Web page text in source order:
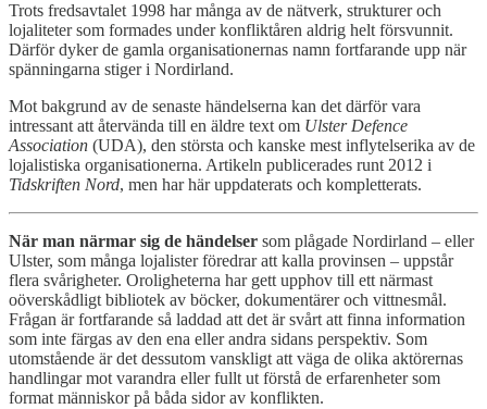
Trots fredsavtalet 1998 har många av de nätverk, strukturer och
lojaliteter som formades under konfliktåren aldrig helt försvunnit.
Därför dyker de gamla organisationernas namn fortfarande upp när
spänningarna stiger i Nordirland.
Mot bakgrund av de senaste händelserna kan det därför vara
intressant att återvända till en äldre text om Ulster Defence
Association (UDA), den största och kanske mest inflytelserika av de
lojalistiska organisationerna. Artikeln publicerades runt 2012 i
Tidskriften Nord, men har här uppdaterats och kompletterats.
När man närmar sig de händelser som plågade Nordirland – eller
Ulster, som många lojalister föredrar att kalla provinsen – uppstår
flera svårigheter. Oroligheterna har gett upphov till ett närmast
oöverskådligt bibliotek av böcker, dokumentärer och vittnesmål.
Frågan är fortfarande så laddad att det är svårt att finna information
som inte färgas av den ena eller andra sidans perspektiv. Som
utomstående är det dessutom vanskligt att väga de olika aktörernas
handlingar mot varandra eller fullt ut förstå de erfarenheter som
format människor på båda sidor av konflikten.